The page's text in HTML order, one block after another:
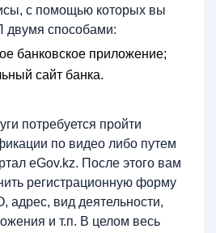
с помощью которых вы
двумя способами:
банковское приложение;
сайт банка.
потребуется пройти
по видео либо путем
eGov.kz. После этого вам
регистрационную форму
адрес, вид деятельности,
и т.п. В целом весь